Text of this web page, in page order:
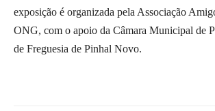
exposição é organizada pela Associação
ONG, com o apoio da Câmara Municipal de
de Freguesia de Pinhal Novo.